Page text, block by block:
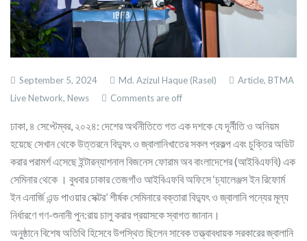
September 5, 2024 Md. Azizul Haque (Rasel) Article, BTMA
Live Network, News Comments are off
ঢাকা, ৪ সেপ্টেম্বর, ২০২৪: দেশের অর্থনীতিতে গত এক দশকে যে দূর্নীতি ও অনিয়ম
হয়েছে সেখান থেকে উত্তরনে বিদ্যুৎ ও জ্বালানিখাতের সকল প্রকল্প এবং চুক্তির অডিট
করার পরামর্শ এসেছে ইন্টারন্যাশনাল বিজনেস ফোরাম অব বাংলাদেশের (আইবিএফবি) এক
সেমিনার থেকে । বুধবার ঢাকার তেজগাঁও আইবিএফবি অফিসে ‘চ্যালেঞ্জস ইন রিফোর্ম
ইন এনার্জি এন্ড পাওয়ার সেক্টর’ শীর্ষক সেমিনারে বক্তারা বিদ্যুৎ ও জ্বালানি পন্যের মূল্য
নির্ধারণে গণ-শুনানী পুন:রায় চালু করার প্রয়াসকে স্বাগত জানান।
অনুষ্ঠানে বিশেষ অতিথি হিসেবে উপস্থিত ছিলেন সাবেক তত্ত্বাবধায়ক সরকারের জ্বালানি